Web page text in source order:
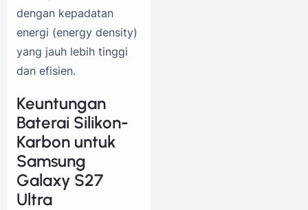
dengan kepadatan
energi (energy density)
yang jauh lebih tinggi
dan efisien.
Keuntungan
Baterai Silikon-
Karbon untuk
Samsung
Galaxy S27
Ultra